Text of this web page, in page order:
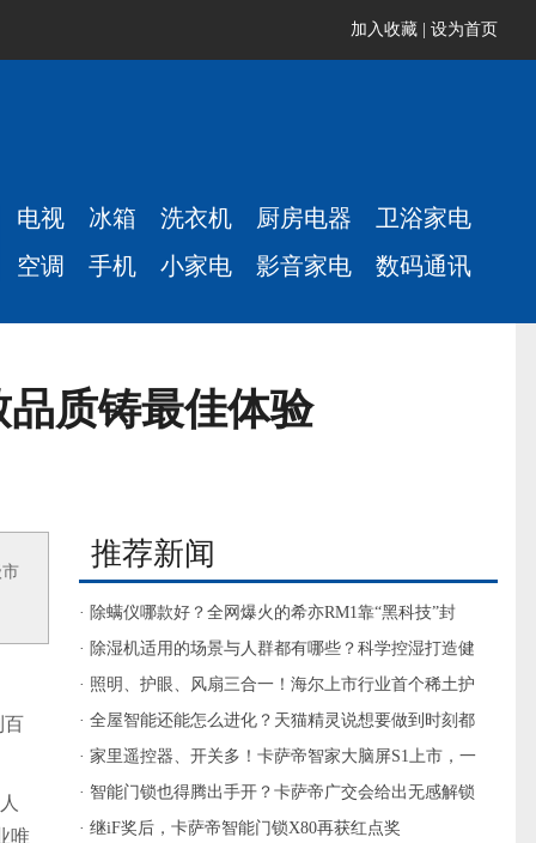
加入收藏 设为首页
电视 冰箱 洗衣机 厨房电器
卫浴家电
空调
手机 小家电 影音家电 数码通讯
质铸最佳体验
百
唯
推荐新闻
· 除螨仪哪款好？全网爆火的希亦RM1靠“黑科技”封
神，口碑炸裂！
· 除湿机适用的场景与人群都有哪些？科学控湿打造健
康舒适生活空间
· 照明、护眼、风扇三合一！海尔上市行业首个稀土护
眼灯珠风扇灯
· 全屋智能还能怎么进化？天猫精灵说想要做到时刻都
懂你！
· 家里遥控器、开关多！卡萨帝智家大脑屏S1上市，一
屏控全屋
· 智能门锁也得腾出手开？卡萨帝广交会给出无感解锁
方案
· 继iF奖后，卡萨帝智能门锁X80再获红点奖